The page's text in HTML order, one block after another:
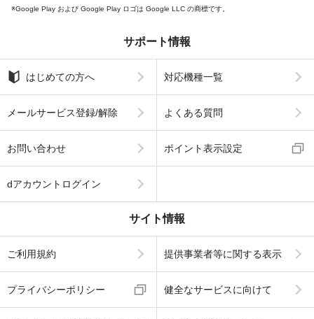
Google Play および Google Play ロゴは Google LLC の商標です。
サポート情報
はじめての方へ 対応機種一覧
メールサービス登録/解除 よくある質問
お問い合わせ ポイント表示設定
dアカウントログイン
サイト情報
ご利用規約 提供事業者等に関する表示
プライバシーポリシー 健全なサービスに向けて